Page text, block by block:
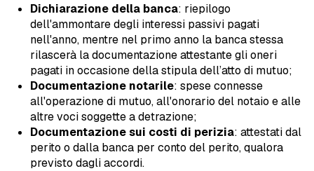
Dichiarazione della banca: riepilogo
dell'ammontare degli interessi passivi pagati
nell'anno, mentre nel primo anno la banca stessa
rilascerà la documentazione attestante gli oneri
pagati in occasione della stipula dell’atto di mutuo;
Documentazione notarile: spese connesse
all'operazione di mutuo, all'onorario del notaio e alle
altre voci soggette a detrazione;
Documentazione sui costi di perizia: attestati dal
perito o dalla banca per conto del perito, qualora
previsto dagli accordi.